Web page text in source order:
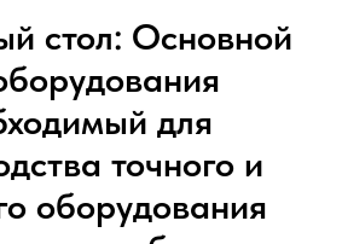
стол: Основной
для
точного и
оборудования